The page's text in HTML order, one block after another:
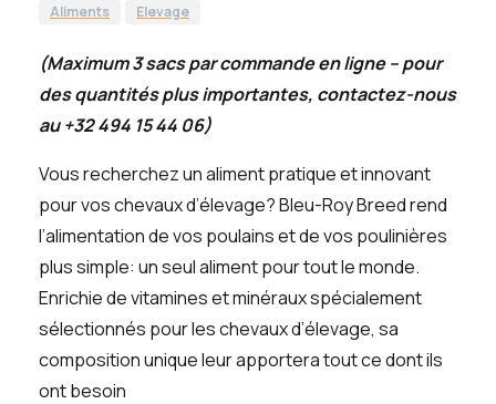
Aliments Elevage
(Maximum 3 sacs par commande en ligne – pour
des quantités plus importantes, contactez-nous
au +32 494 15 44 06)
Vous recherchez un aliment pratique et innovant
pour vos chevaux d’élevage?Bleu-Roy Breed rend
l’alimentation de vos poulains et de vos poulinières
plus simple: un seul aliment pour tout le monde.
Enrichie de vitamines et minéraux spécialement
sélectionnés pour les chevaux d’élevage, sa
composition unique leur apportera tout ce dont ils
ont besoin